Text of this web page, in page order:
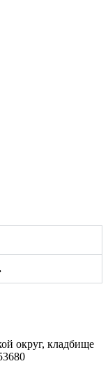
округ, кладбище